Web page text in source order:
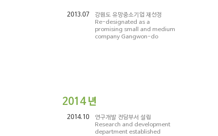
2013.07
강원도 유망중소기업 재선정
Re-designated as a
promising small and medium
company Gangwon-do
2014 년
2014.10
연구개발 전담부서 설립
Research and development
department established